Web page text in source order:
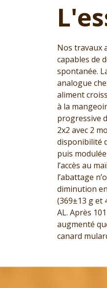
Nos travaux
capables de
spontanée.
analogue
aliment
à la
progressive
2x2 avec 2
disponibilité
puis
l’accès au
l’abattage
diminution
(369±13 g et
AL. Après
augmenté
canard